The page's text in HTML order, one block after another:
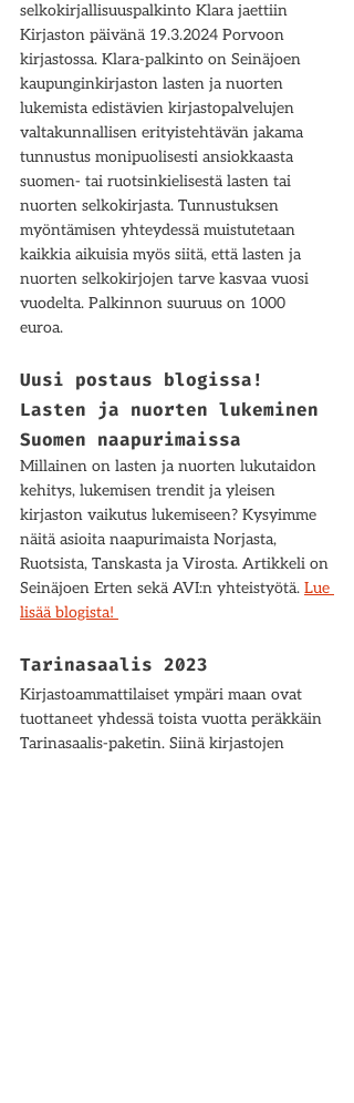
selkokirjallisuuspalkinto Klara jaettiin
Kirjaston päivänä 19.3.2024 Porvoon
kirjastossa. Klara-palkinto on Seinäjoen
kaupunginkirjaston lasten ja nuorten
lukemista edistävien kirjastopalvelujen
valtakunnallisen erityistehtävän jakama
tunnustus monipuolisesti ansiokkaasta
suomen- tai ruotsinkielisestä lasten tai
nuorten selkokirjasta. Tunnustuksen
myöntämisen yhteydessä muistutetaan
kaikkia aikuisia myös siitä, että lasten ja
nuorten selkokirjojen tarve kasvaa vuosi
vuodelta. Palkinnon suuruus on 1000
euroa.
Uusi postaus blogissa!
Lasten ja nuorten lukeminen
Suomen naapurimaissa
Millainen on lasten ja nuorten lukutaidon
kehitys, lukemisen trendit ja yleisen
kirjaston vaikutus lukemiseen? Kysyimme
näitä asioita naapurimaista Norjasta,
Ruotsista, Tanskasta ja Virosta. Artikkeli on
Seinäjoen Erten sekä AVI:n yhteistyötä. Lue
lisää blogista!
Tarinasaalis 2023
Kirjastoammattilaiset ympäri maan ovat
tuottaneet yhdessä toista vuotta peräkkäin
Tarinasaalis-paketin. Siinä kirjastojen